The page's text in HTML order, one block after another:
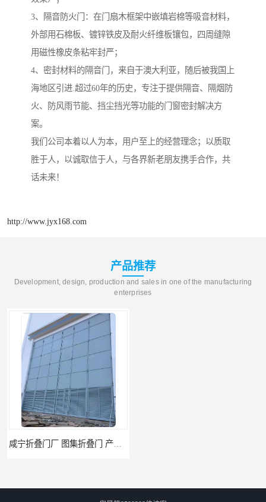
3、隔音防火门：在门扇木框架中嵌填岩棉等吸音材料，
外部用石棉板、镀锌铁皮及耐火纤维板镶包，四周缝隙
用磁性橡皮条粘牢封严；
4、密封材料的隔音门，来自于澳大利亚，随后被我国上
海地区引进.超过60年的历史，专注于提供隔音、隔烟防
火、防风雨节能、挡尘挡光等功能的门窗密封解决方
案。
我们公司本着以人为本，用户至上的经营理念；以质取
胜于人，以诚取信于人，与各界新老朋友携手合作，共
话未来！
http://www.jyx168.com
产品推荐
Development, design, production and sales in one of the manufacturing
enterprises